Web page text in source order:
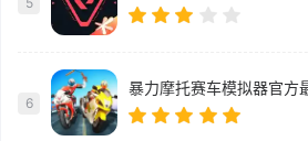
6
暴力摩托赛车模拟器官方